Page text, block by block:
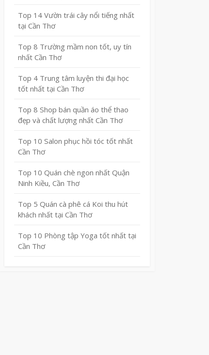
Top 14 Vườn trái cây nổi tiếng nhất
tại Cần Thơ
Top 8 Trường mầm non tốt, uy tín
nhất Cần Thơ
Top 4 Trung tâm luyện thi đại học
tốt nhất tại Cần Thơ
Top 8 Shop bán quần áo thể thao
đẹp và chất lượng nhất Cần Thơ
Top 10 Salon phục hồi tóc tốt nhất
Cần Thơ
Top 10 Quán chè ngon nhất Quận
Ninh Kiều, Cần Thơ
Top 5 Quán cà phê cá Koi thu hút
khách nhất tại Cần Thơ
Top 10 Phòng tập Yoga tốt nhất tại
Cần Thơ